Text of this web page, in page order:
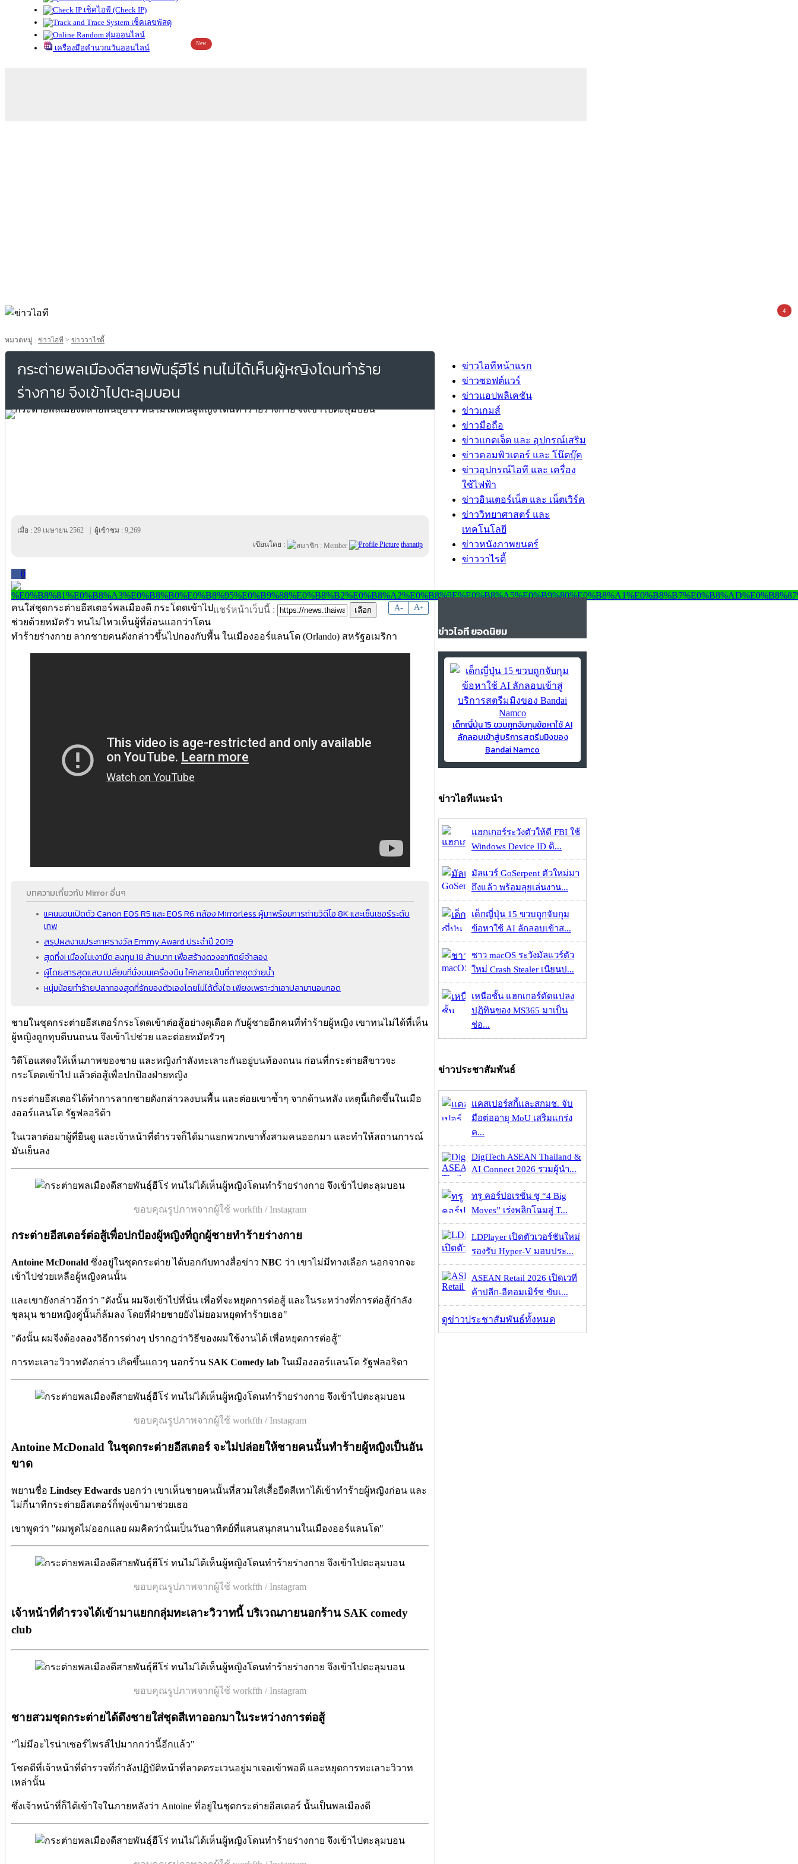
เช็คไอพี (Check IP)
เช็คเลขพัสดุ
สุ่มออนไลน์
เครื่องมือคำนวณวันออนไลน์
New
หมวดหมู่ : ข่าวไอที > ข่าววาไรตี้
กระต่ายพลเมืองดีสายพันธ์ุฮีโร่ ทนไม่ได้เห็นผู้หญิงโดนทำร้าย
ร่างกาย จึงเข้าไปตะลุมบอน
เมื่อ : 29 เมษายน 2562 ผู้เข้าชม : 9,269
เขียนโดย :
thanatip
0
A- A+
แชร์หน้าเว็บนี้ :
คนใส่ชุดกระต่ายอีสเตอร์พลเมืองดี กระโดดเข้าไป
ช่วยด้วยหมัดรัว ทนไม่ไหวเห็นผู้ที่อ่อนแอกว่าโดน
ทำร้ายร่างกาย ลากชายคนดังกล่าวขึ้นไปกองกับพื้น ในเมืองออร์แลนโด (Orlando) สหรัฐอเมริกา
บทความเกี่ยวกับ Mirror อื่นๆ
แคนนอนเปิดตัว Canon EOS R5 และ EOS R6 กล้อง Mirrorless ผู้มาพร้อมการถ่ายวิดีโอ 8K และเซ็นเซอร์ระดับ
เทพ
สรุปผลงานประกาศรางวัล Emmy Award ประจำปี 2019
สุดทึ่ง! เมืองในเงามืด ลงทุน 18 ล้านบาท เพื่อสร้างดวงอาทิตย์จำลอง
ผู้โดยสารสุดแสบ เปลี่ยนที่นั่งบนเครื่องบิน ให้กลายเป็นที่ตากชุดว่ายน้ำ
หนุ่มน้อยทำร้ายปลาทองสุดที่รักของตัวเองโดยไม่ได้ตั้งใจ เพียงเพราะว่าเอาปลามานอนกอด
ชายในชุดกระต่ายอีสเตอร์กระโดดเข้าต่อสู้อย่างดุเดือด กับผู้ชายอีกคนที่ทำร้ายผู้หญิง เขาทนไม่ได้ที่เห็น
ผู้หญิงถูกทุบตีบนถนน จึงเข้าไปช่วย และต่อยหมัดรัวๆ
วิดีโอแสดงให้เห็นภาพของชาย และหญิงกำลังทะเลาะกันอยู่บนท้องถนน ก่อนที่กระต่ายสีขาวจะ
กระโดดเข้าไป แล้วต่อสู้เพื่อปกป้องฝ่ายหญิง
กระต่ายอีสเตอร์ได้ทำการลากชายดังกล่าวลงบนพื้น และต่อยเขาซ้ำๆ จากด้านหลัง เหตุนี้เกิดขึ้นในเมือ
งออร์แลนโด รัฐฟลอริด้า
ในเวลาต่อมาผู้ที่ยืนดู และเจ้าหน้าที่ตำรวจก็ได้มาแยกพวกเขาทั้งสามคนออกมา และทำให้สถานการณ์
มันเย็นลง
ขอบคุณรูปภาพจากผู้ใช้ workfth / Instagram
กระต่ายอีสเตอร์ต่อสู้เพื่อปกป้องผู้หญิงที่ถูกผู้ชายทำร้ายร่างกาย
Antoine McDonald ซึ่งอยู่ในชุดกระต่าย ได้บอกกับทางสื่อข่าว NBC ว่า เขาไม่มีทางเลือก นอกจากจะ
เข้าไปช่วยเหลือผู้หญิงคนนั้น
และเขายังกล่าวอีกว่า "ดังนั้น ผมจึงเข้าไปที่นั่น เพื่อที่จะหยุดการต่อสู้ และในระหว่างที่การต่อสู้กำลัง
ชุลมุน ชายหญิงคู่นั้นก็ล้มลง โดยที่ฝ่ายชายยังไม่ยอมหยุดทำร้ายเธอ"
"ดังนั้น ผมจีงต้องลองวิธีการต่างๆ ปรากฎว่าวิธีของผมใช้งานได้ เพื่อหยุดการต่อสู้"
การทะเลาะวิวาทดังกล่าว เกิดขึ้นแถวๆ นอกร้าน SAK Comedy lab ในเมืองออร์แลนโด รัฐฟลอริดา
ขอบคุณรูปภาพจากผู้ใช้ workfth / Instagram
Antoine McDonald ในชุดกระต่ายอีสเตอร์ จะไม่ปล่อยให้ชายคนนั้นทำร้ายผู้หญิงเป็นอัน
ขาด
พยานชื่อ Lindsey Edwards บอกว่า เขาเห็นชายคนนั้นที่สวมใส่เสื้อยืดสีเทาได้เข้าทำร้ายผู้หญิงก่อน และ
ไม่กี่นาทีกระต่ายอีสเตอร์ก็พุ่งเข้ามาช่วยเธอ
เขาพูดว่า "ผมพูดไม่ออกเเลย ผมคิดว่านั่นเป็นวันอาทิตย์ที่แสนสนุกสนานในเมืองออร์แลนโด"
ขอบคุณรูปภาพจากผู้ใช้ workfth / Instagram
เจ้าหน้าที่ตำรวจได้เข้ามาแยกกลุ่มทะเลาะวิวาทนี้ บริเวณภายนอกร้าน SAK comedy
club
ขอบคุณรูปภาพจากผู้ใช้ workfth / Instagram
ชายสวมชุดกระต่ายได้ดึงชายใส่ชุดสีเทาออกมาในระหว่างการต่อสู้
"ไม่มีอะไรน่าเซอร์ไพรส์ไปมากกว่านี้อีกแล้ว"
โชคดีที่เจ้าหน้าที่ตำรวจที่กำลังปฏิบัติหน้าที่ลาดตระเวนอยู่มาเจอเข้าพอดี และหยุดการทะเลาะวิวาท
เหล่านั้น
ซึ่งเจ้าหน้าที่ก็ได้เข้าใจในภายหลังว่า Antoine ที่อยู่ในชุดกระต่ายอีสเตอร์ นั้นเป็นพลเมืองดี
ข่าวไอทีหน้าแรก
ข่าวซอฟต์แวร์
ข่าวแอปพลิเคชัน
ข่าวเกมส์
ข่าวมือถือ
ข่าวแกดเจ็ต และ อุปกรณ์เสริม
ข่าวคอมพิวเตอร์ และ โน๊ตบุ๊ค
ข่าวอุปกรณ์ไอที และ เครื่อง
ใช้ไฟฟ้า
ข่าวอินเตอร์เน็ต และ เน็ตเวิร์ค
ข่าววิทยาศาสตร์ และ
เทคโนโลยี
ข่าวหนังภาพยนตร์
ข่าววาไรตี้
ข่าวไอที ยอดนิยม
เด็กญี่ปุ่น 15 ขวบถูกจับกุมข้อหาใช้ AI
ลักลอบเข้าสู่บริการสตรีมมิงของ
Bandai Namco
ข่าวไอทีแนะนำ
แฮกเกอร์ระวังตัวให้ดี FBI ใช้
Windows Device ID ติ...
มัลแวร์ GoSerpent ตัวใหม่มา
ถึงแล้ว พร้อมลุยเล่นงาน...
เด็กญี่ปุ่น 15 ขวบถูกจับกุม
ข้อหาใช้ AI ลักลอบเข้าส...
ชาว macOS ระวังมัลแวร์ตัว
ใหม่ Crash Stealer เนียนป...
เหนือชั้น แฮกเกอร์ดัดแปลง
ปฏิทินของ MS365 มาเป็น
ช่อ...
ข่าวประชาสัมพันธ์
แคสเปอร์สกี้และสกมช. จับ
มือต่ออายุ MoU เสริมแกร่ง
ค...
DigiTech ASEAN Thailand &
AI Connect 2026 รวมผู้นำ...
ทรู คอร์ปอเรชั่น ชู “4 Big
Moves” เร่งพลิกโฉมสู่ T...
LDPlayer เปิดตัวเวอร์ชันใหม่
รองรับ Hyper-V มอบประ...
ASEAN Retail 2026 เปิดเวที
ค้าปลีก-อีคอมเมิร์ซ ขับเ...
ดูข่าวประชาสัมพันธ์ทั้งหมด
4